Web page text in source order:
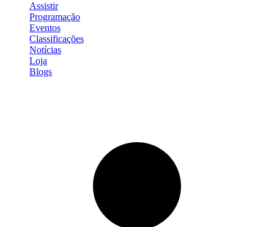
Assistir
Programação
Eventos
Classificações
Notícias
Loja
Blogs